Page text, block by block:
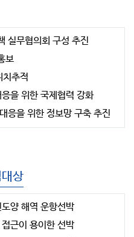
실무협의회 구성 추진
보
치추적
을 위한 국제협력 강화
응을 위한 정보망 구축 추진
상
양 해역 운항선박
근이 용이한 선박